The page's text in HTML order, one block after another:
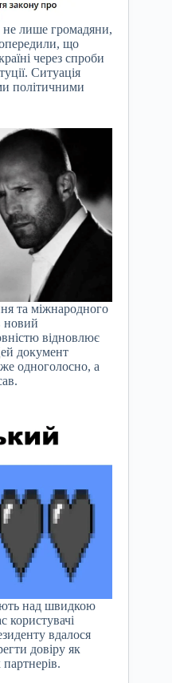
лише громадяни,
що
через спроби
Ситуація
політичними
та міжнародного
новий
відновлює
документ
одноголосно, а
над швидкою
користувачі
вдалося
довіру як